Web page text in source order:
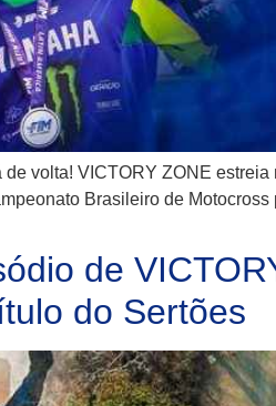
volta! VICTORY ZONE
Brasileiro de
de
do Sertões